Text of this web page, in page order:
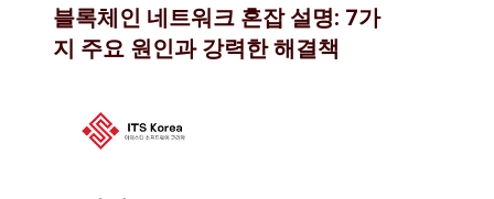
블록체인 네트워크 혼잡 설명: 7가
지 주요 원인과 강력한 해결책